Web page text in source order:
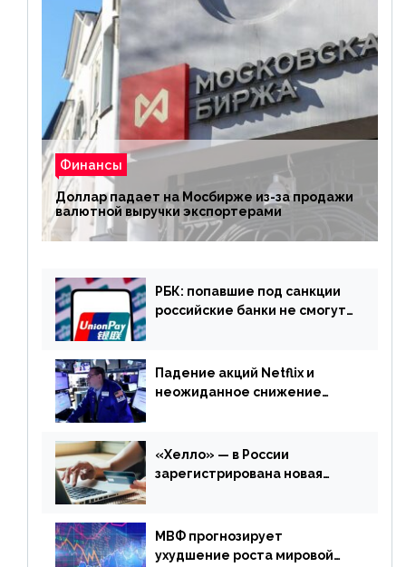
Финансы
Доллар падает на Мосбирже из-за продажи
валютной выручки экспортерами
РБК: попавшие под санкции
российские банки не смогут
Падение акций Netflix и
неожиданное снижение
апреля
«Хелло» — в России
зарегистрирована новая
МВФ прогнозирует
ухудшение роста мировой